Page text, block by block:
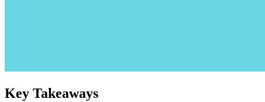
Key Takeaways